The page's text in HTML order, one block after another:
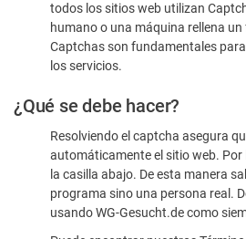
humano
todos los sitios web utilizan
humano o una máquina rellena
Captchas son fundamentales
los servicios.
¿Qué se debe hacer?
Resolviendo el captcha asegura
automáticamente el sitio web.
la casilla abajo. De esta manera
programa sino una persona real.
usando WG-Gesucht.de como